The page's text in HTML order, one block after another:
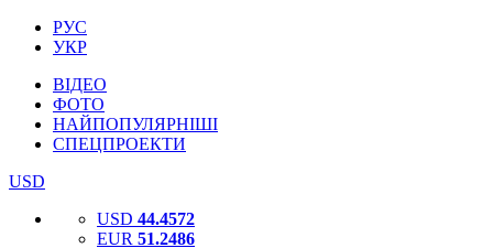
РУС
УКР
ВІДЕО
ФОТО
НАЙПОПУЛЯРНІШІ
СПЕЦПРОЕКТИ
USD
USD 44.4572
EUR 51.2486